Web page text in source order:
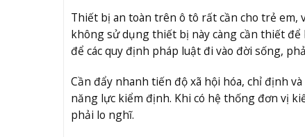
Thiết bị an toàn trên ô tô rất cần cho trẻ em,
không sử dụng thiết bị này càng cần thiết
để các quy định pháp luật đi vào đời sống,
Cần đẩy nhanh tiến độ xã hội hóa, chỉ định
năng lực kiểm định. Khi có hệ thống đơn vị
phải lo nghĩ.